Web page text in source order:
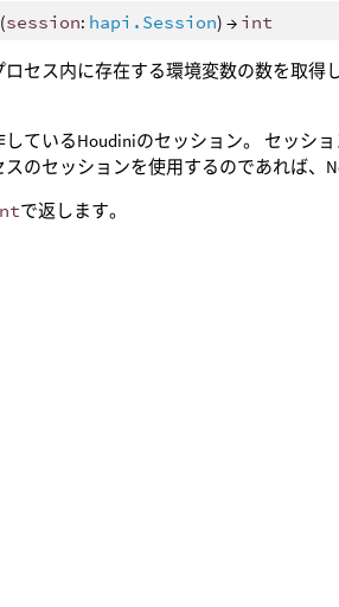
session: hapi.Session) → int
セス内に存在する環境変数の数を取得し
しているHoudiniのセッション。 セッシ
のセッションを使用するのであれば、
で返します。